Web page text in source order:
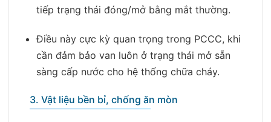
tiếp trạng thái đóng/mở bằng mắt thường.
Điều này cực kỳ quan trọng trong PCCC, khi
cần đảm bảo van luôn ở trạng thái mở sẵn
sàng cấp nước cho hệ thống chữa cháy.
3. Vật liệu bền bỉ, chống ăn mòn